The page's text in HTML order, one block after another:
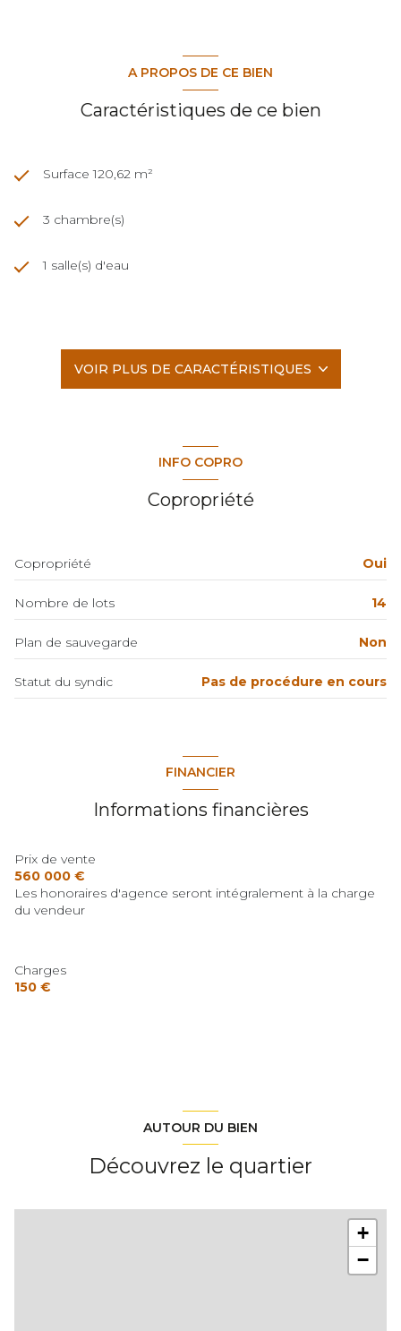
A PROPOS DE CE BIEN
Caractéristiques de ce bien
Surface 120,62 m²
3 chambre(s)
1 salle(s) d'eau
2 étage(s)
vue Mer
VOIR PLUS DE CARACTÉRISTIQUES
INFO COPRO
Copropriété
Copropriété Oui
Nombre de lots 14
Plan de sauvegarde Non
Statut du syndic Pas de procédure en cours
FINANCIER
Informations financières
Prix de vente
560 000 €
Les honoraires d'agence seront intégralement à la charge
du vendeur
Charges
150 €
AUTOUR DU BIEN
Découvrez le quartier
+
−